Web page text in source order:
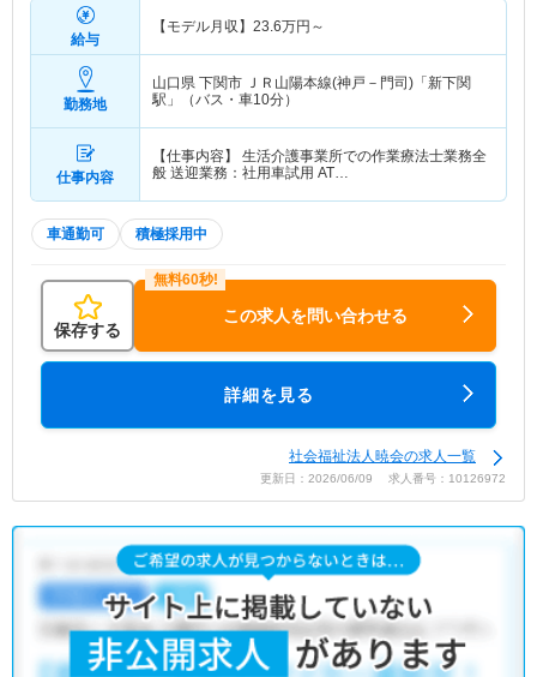
給与
【モデル月収】 23.6万円～
勤務地
山口県 下関市
ＪＲ山陽本線(神戸－門司)「新下関
駅」（バス・車10分）
仕事内容
【仕事内容】 生活介護事業所での作業療法士業務全
般 送迎業務：社用車試用 AT…
車通勤可 積極採用中
保存する
この求人を問い合わせる
詳細を見る
社会福祉法人暁会の求人一覧
更新日：2026/06/09 求人番号：10126972